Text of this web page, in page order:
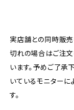
実店舗との同時販売
切れの場合はご注
います。予めご了承
いているモニター
す。